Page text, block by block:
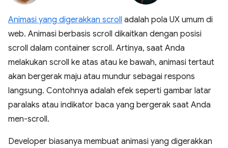
Animasi yang digerakkan scroll adalah pola UX umum di
web. Animasi berbasis scroll dikaitkan dengan posisi
scroll dalam container scroll. Artinya, saat Anda
melakukan scroll ke atas atau ke bawah, animasi tertaut
akan bergerak maju atau mundur sebagai respons
langsung. Contohnya adalah efek seperti gambar latar
paralaks atau indikator baca yang bergerak saat Anda
men-scroll.
Developer biasanya membuat animasi yang digerakkan